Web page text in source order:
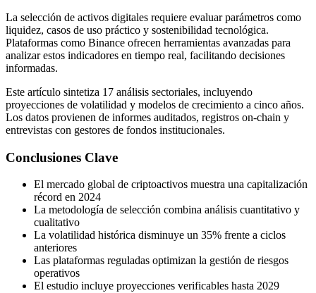
La selección de activos digitales requiere evaluar parámetros como
liquidez, casos de uso práctico y sostenibilidad tecnológica.
Plataformas como Binance ofrecen herramientas avanzadas para
analizar estos indicadores en tiempo real, facilitando decisiones
informadas.
Este artículo sintetiza 17 análisis sectoriales, incluyendo
proyecciones de volatilidad y modelos de crecimiento a cinco años.
Los datos provienen de informes auditados, registros on-chain y
entrevistas con gestores de fondos institucionales.
Conclusiones Clave
El mercado global de criptoactivos muestra una capitalización
récord en 2024
La metodología de selección combina análisis cuantitativo y
cualitativo
La volatilidad histórica disminuye un 35% frente a ciclos
anteriores
Las plataformas reguladas optimizan la gestión de riesgos
operativos
El estudio incluye proyecciones verificables hasta 2029